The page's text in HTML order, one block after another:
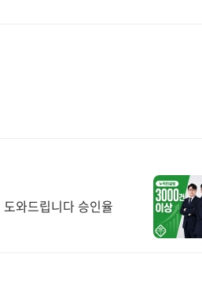
와드립니다 승인율